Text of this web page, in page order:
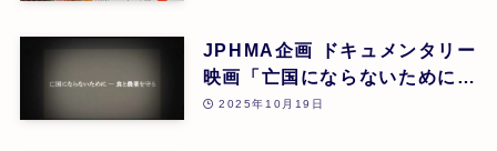
JPHMA企画 ドキュメンタリー
映画「亡国にならないために食
と農業を守る」 | 第26回
2025年10月19日